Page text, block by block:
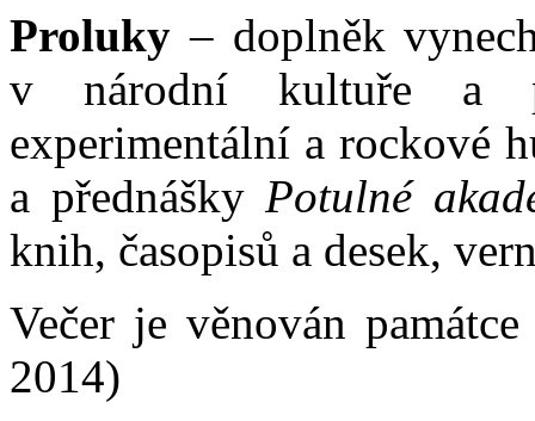
Proluky – doplněk
v národní kultuře a
experimentální a rockové
a přednáškyPotulné
knih, časopisů a desek,
Večer je věnován
2014)